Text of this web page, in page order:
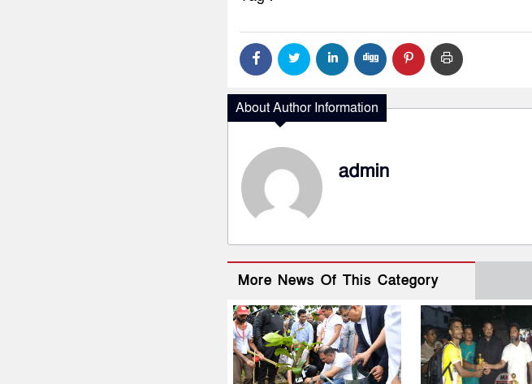
About Author Information
admin
More News Of This Category